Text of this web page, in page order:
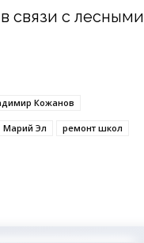
связи с лесными
Кожанов
Марий Эл ремонт школ